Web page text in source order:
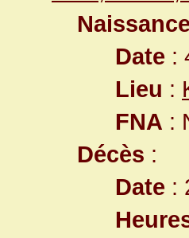
Naissance
Date :
Lieu :
FNA :
Décès :
Date :